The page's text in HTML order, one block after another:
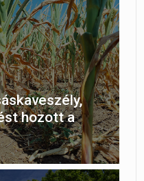
hozott a